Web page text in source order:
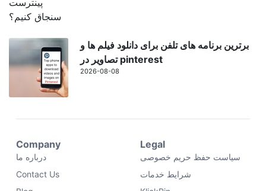
برترین برنامه های تلفن برای دانلود فیلم ها و
تصاویر در pinterest
2026-08-08
Company
درباره ما
Contact Us
Legal
سیاست حفظ حریم خصوصی
شرایط خدمات